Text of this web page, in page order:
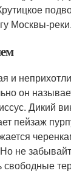
Москвы-реки.
и
он
Дикий
пейзаж
не
свободные